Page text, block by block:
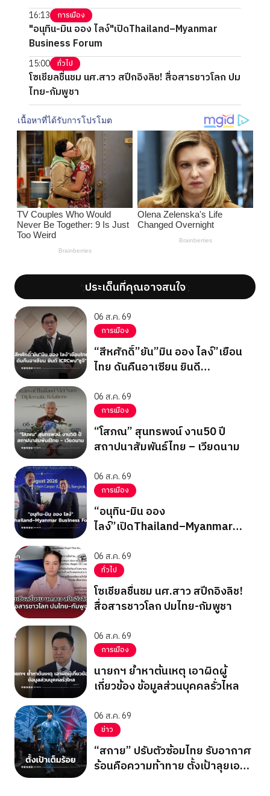
16:13 การเมือง
"อนุทิน-มิน ออง ไลง์"เปิดThailand–Myanmar
Business Forum
15:00 ทั่วไป
โซเชียลชื่นชม นศ.สาว สปีกอิงลิช! สื่อสารชาวโลก ปม
ไทย-กัมพูชา
';ประเด็นที่คุณอาจสนใจ';
06 ส.ค. 69
การเมือง
“สีหศักดิ์”ยัน”มิน ออง ไลง์”เยือน
ไทย ดันคืนอาเซียน ยินดี
06 ส.ค. 69
การเมือง
“โสภณ” สุนทรพจน์ งาน50 ปี
สถาปนาสัมพันธ์ไทย – เวียดนาม
06 ส.ค. 69
การเมือง
“อนุทิน-มิน ออง
ไลง์”เปิดThailand–Myanmar
06 ส.ค. 69
ทั่วไป
โซเชียลชื่นชม นศ.สาว สปีกอิงลิช!
สื่อสารชาวโลก ปมไทย-กัมพูชา
06 ส.ค. 69
การเมือง
นายกฯ ย้ำหาต้นเหตุ เอาผิดผู้
เกี่ยวข้อง ข้อมูลส่วนบุคคลรั่วไหล
06 ส.ค. 69
ข่าว
“สกาย” ปรับตัวซ้อมไทย รับอากาศ
ร้อนคือความท้าทาย ตั้งเป้าลุยเอ